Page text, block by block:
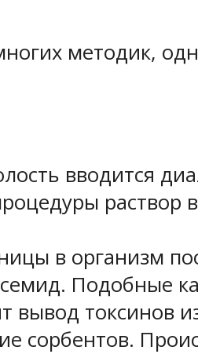
методик,
вводится
раствор
в организм
Подобные
вывод токсинов
сорбентов.